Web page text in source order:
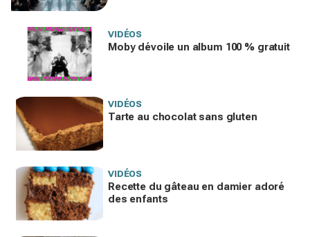
VIDÉOS
Moby dévoile un album 100 % gratuit
VIDÉOS
Tarte au chocolat sans gluten
VIDÉOS
Recette du gâteau en damier adoré
des enfants